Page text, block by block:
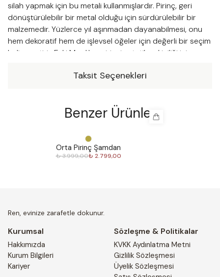
silah yapmak için bu metali kullanmışlardır. Pirinç, geri
dönüştürülebilir bir metal olduğu için sürdürülebilir bir
malzemedir. Yüzlerce yıl aşınmadan dayanabilmesi, onu
hem dekoratif hem de işlevsel öğeler için değerli bir seçim
haline getirir. Eski Mısırlılar, pirinci estetik çekiciliği için
değerli malzeme insan uygarlığı ve kültürel mirası üzerinde
parçalar evinize şıklık katacak. Her parça, en iyi
malzemeler ve işçilik kullanılarak detaylara özen ve
dikkatle yapıldı. Ren’in pirinç serisi, size yıllarca keyif
verecek zamansız bir seçim olacaktır.
Taksit Seçenekleri
Benzer Ürünler
Orta Pirinç Şamdan
₺ 3.999,00₺ 2.799,00
Ren, evinize zarafetle dokunur.
Kurumsal
Hakkımızda
Kurum Bilgileri
Kariyer
Sözleşme & Politikalar
KVKK Aydınlatma Metni
Gizlilik Sözleşmesi
Üyelik Sözleşmesi